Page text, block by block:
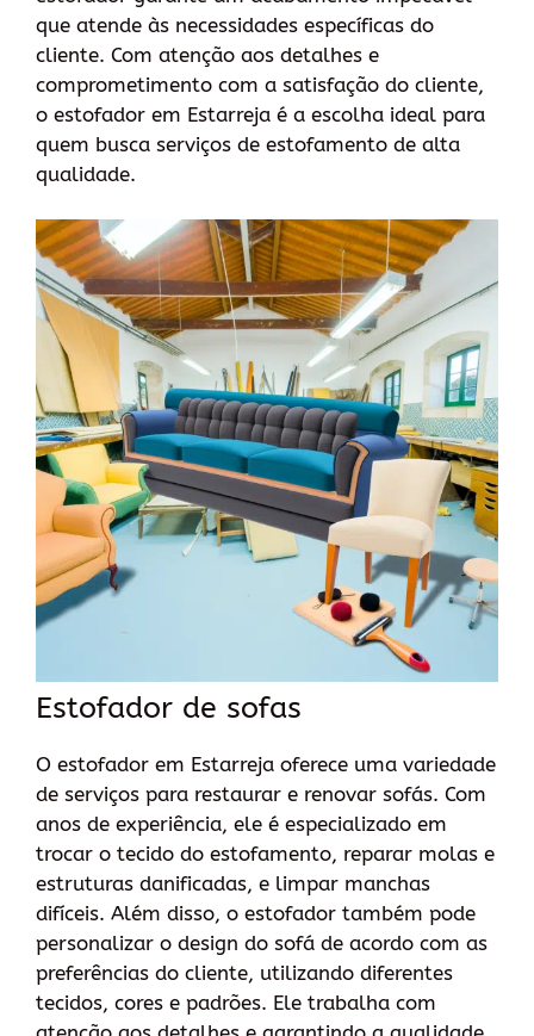
que atende às necessidades específicas do
cliente. Com atenção aos detalhes e
comprometimento com a satisfação do cliente,
o estofador em Estarreja é a escolha ideal para
quem busca serviços de estofamento de alta
qualidade.
Estofador de sofas
O estofador em Estarreja oferece uma variedade
de serviços para restaurar e renovar sofás. Com
anos de experiência, ele é especializado em
trocar o tecido do estofamento, reparar molas e
estruturas danificadas, e limpar manchas
difíceis. Além disso, o estofador também pode
personalizar o design do sofá de acordo com as
preferências do cliente, utilizando diferentes
tecidos, cores e padrões. Ele trabalha com